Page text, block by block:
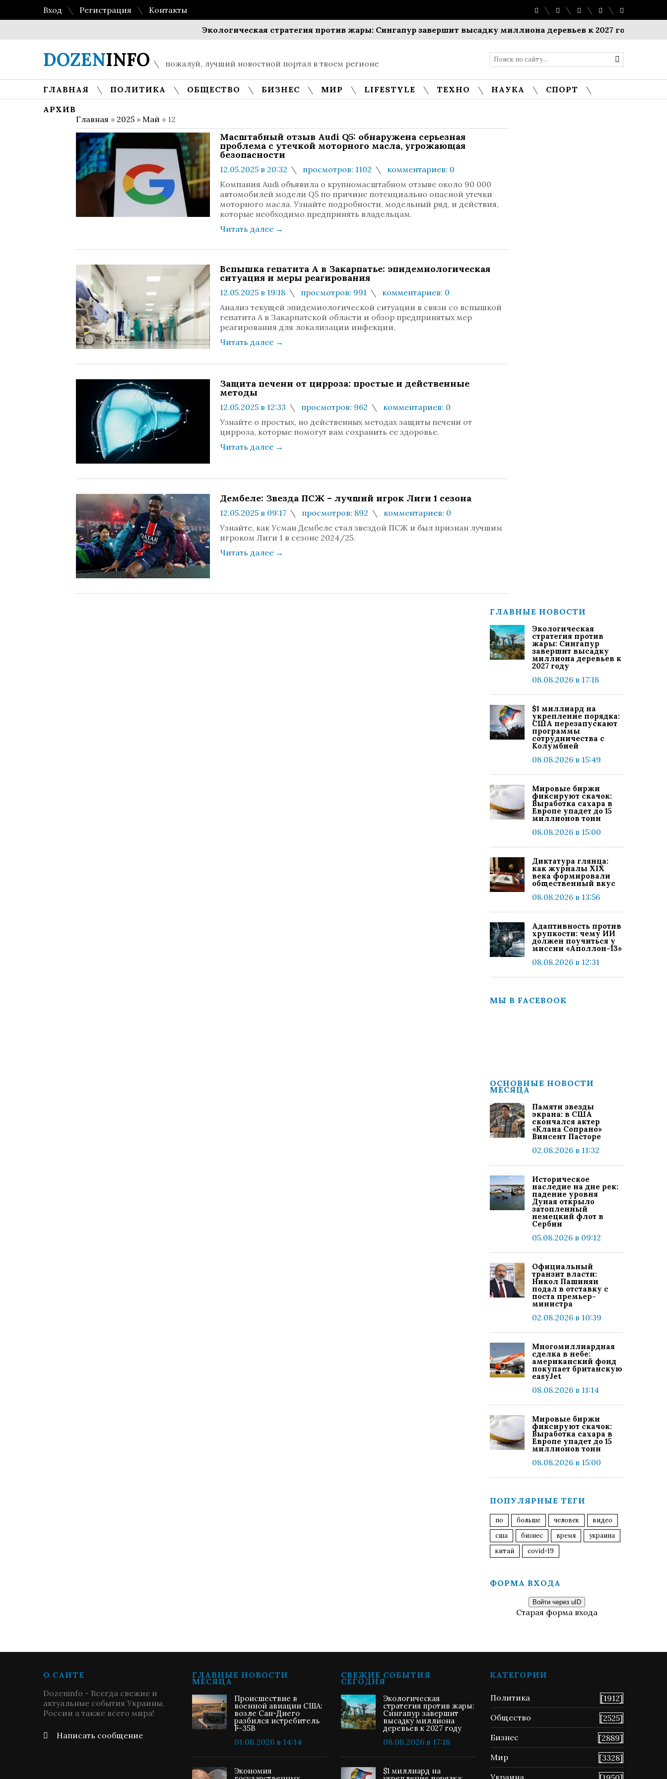
Вход Регистрация
Контакты
Экологическая стратегия против жары: Сингапур завершит высадку миллиона деревьев к 2027 году
DOZENINFO пожалуй, лучший новостной портал в твоем регионе
ГЛАВНАЯ ПОЛИТИКА ОБЩЕСТВО БИЗНЕС МИР LIFESTYLE ТЕХНО НАУКА
СПОРТ
АРХИВ
Главная » 2025 » Май » 12
Масштабный отзыв Audi Q5: обнаружена серьезная
проблема с утечкой моторного масла, угрожающая
безопасности
12.05.2025 в 20:32 просмотров: 1102
комментариев: 0
Компания Audi объявила о крупномасштабном отзыве около 90 000
автомобилей модели Q5 по причине потенциально опасной утечки
моторного масла. Узнайте подробности, модельный ряд, и действия,
которые необходимо предпринять владельцам.
Читать далее →
Вспышка гепатита А в Закарпатье: эпидемиологическая
ситуация и меры реагирования
12.05.2025 в 19:18 просмотров: 991
комментариев: 0
Анализ текущей эпидемиологической ситуации в связи со вспышкой
гепатита А в Закарпатской области и обзор предпринятых мер
реагирования для локализации инфекции.
Читать далее →
Защита печени от цирроза: простые и действенные
методы
12.05.2025 в 12:33 просмотров: 962
комментариев: 0
Узнайте о простых, но действенных методах защиты печени от
цирроза, которые помогут вам сохранить ее здоровье.
Читать далее →
Дембеле: Звезда ПСЖ – лучший игрок Лиги 1 сезона
12.05.2025 в 09:17 просмотров: 892
комментариев: 0
Узнайте, как Усман Дембеле стал звездой ПСЖ и был признан лучшим
игроком Лиги 1 в сезоне 2024/25.
Читать далее →
ГЛАВНЫЕ НОВОСТИ
Экологическая
стратегия против
жары: Сингапур
завершит высадку
миллиона деревьев к
2027 году
08.08.2026 в 17:18
$1 миллиард на
укрепление порядка:
США перезапускают
программы
сотрудничества с
Колумбией
08.08.2026 в 15:49
Мировые биржи
фиксируют скачок:
Выработка сахара в
Европе упадет до 15
миллионов тонн
08.08.2026 в 15:00
Диктатура глянца:
как журналы XIX
века формировали
общественный вкус
08.08.2026 в 13:56
Адаптивность против
хрупкости: чему ИИ
должен поучиться у
миссии «Аполлон-13»
08.08.2026 в 12:31
МЫ В FACEBOOK
ОСНОВНЫЕ НОВОСТИ
МЕСЯЦА
Памяти звезды
экрана: в США
скончался актер
«Клана Сопрано»
Винсент Пасторе
02.08.2026 в 11:32
Историческое
наследие на дне рек:
падение уровня
Дуная открыло
затопленный
немецкий флот в
Сербии
05.08.2026 в 09:12
Официальный
транзит власти:
Никол Пашинян
подал в отставку с
поста премьер-
министра
02.08.2026 в 10:39
Многомиллиардная
сделка в небе:
американский фонд
покупает британскую
easyJet
08.08.2026 в 11:14
Мировые биржи
фиксируют скачок:
Выработка сахара в
Европе упадет до 15
миллионов тонн
08.08.2026 в 15:00
ПОПУЛЯРНЫЕ ТЕГИ
по больше человек
видео
сша
бизнес время
украина
китай
covid-19
ФОРМА ВХОДА
Войти через uID
Старая форма входа
О САЙТЕ
Dozeninfo - Всегда свежие и
актуальные события Украины,
России а также всего мира!
Написать сообщение
ГЛАВНЫЕ НОВОСТИ
МЕСЯЦА
Происшествие в
военной авиации США:
возле Сан-Диего
разбился истребитель
F-35B
01.08.2026 в 14:14
Экономия
СВЕЖИЕ СОБЫТИЯ
СЕГОДНЯ
Экологическая
стратегия против жары:
Сингапур завершит
высадку миллиона
деревьев к 2027 году
08.08.2026 в 17:18
$1 миллиард на
КАТЕГОРИИ
Политика
[1912]
Общество
[2525]
Бизнес
[2889]
Мир
[3328]
Украина